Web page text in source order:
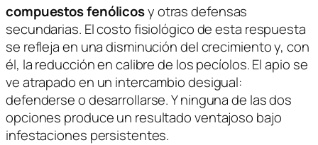
compuestos fenólicosy otras defensas
secundarias. El costo fisiológico de esta respuesta
se refleja en una disminución del crecimiento y, con
él, la reducción en calibre de los pecíolos. El apio se
ve atrapado en un intercambio desigual:
defenderse o desarrollarse. Y ninguna de las dos
opciones produce un resultado ventajoso bajo
infestaciones persistentes.